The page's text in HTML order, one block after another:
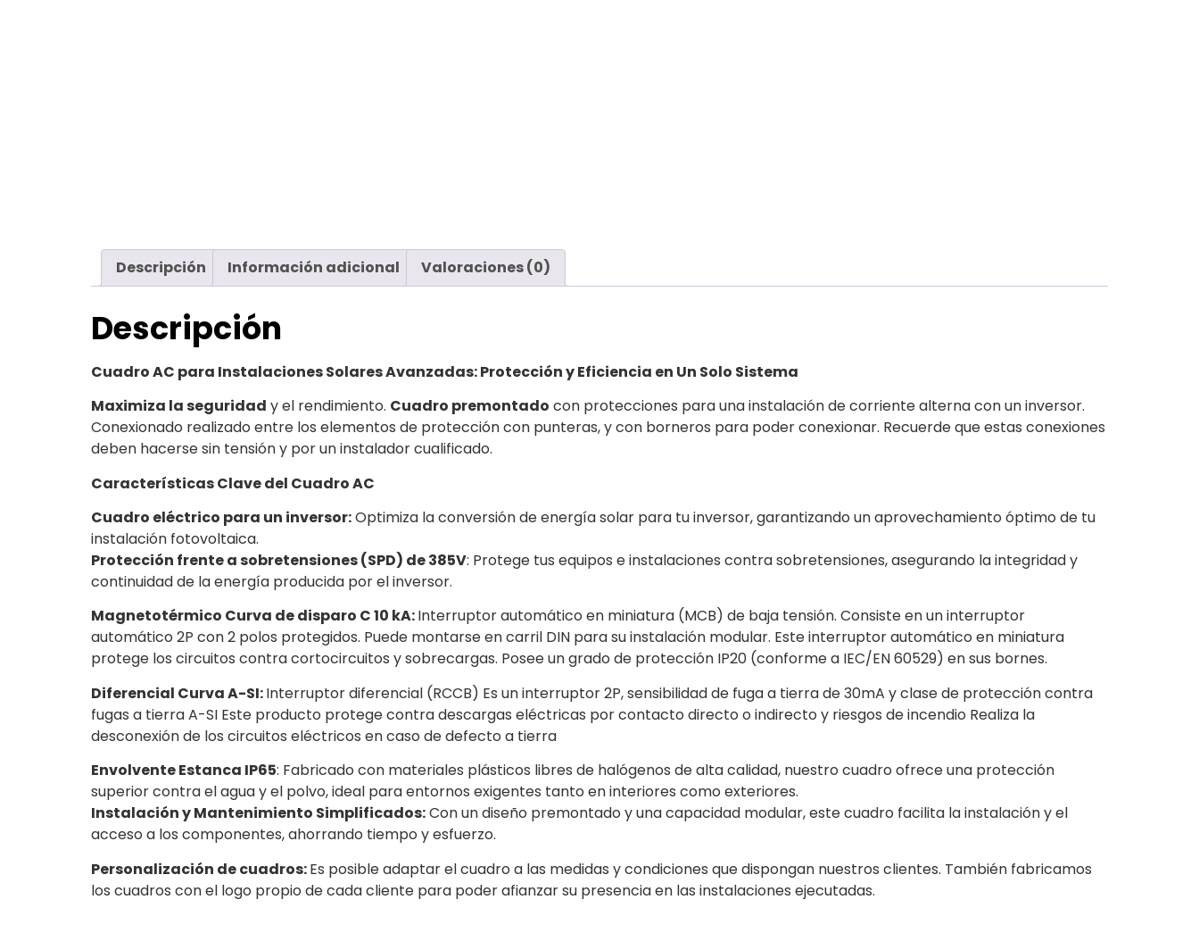
Descripción Información adicional Valoraciones (0)
Descripción
Cuadro AC para Instalaciones Solares Avanzadas: Protección y Eficiencia en Un Solo Sistema
Maximiza la seguridad y el rendimiento. Cuadro premontado con protecciones para una instalación de corriente alterna con un inversor.
Conexionado realizado entre los elementos de protección con punteras, y con borneros para poder conexionar. Recuerde que estas conexiones
deben hacerse sin tensión y por un instalador cualificado.
Características Clave del Cuadro AC
Cuadro eléctrico para un inversor:Optimiza la conversión de energía solar para tu inversor, garantizando un aprovechamiento óptimo de tu
instalación fotovoltaica.
Protección frente a sobretensiones (SPD) de 385V: Protege tus equipos e instalaciones contra sobretensiones,asegurando la integridad y
continuidad de la energía producida por el inversor.
Magnetotérmico Curva de disparo C 10 kA:Interruptor automático en miniatura (MCB) de baja tensión. Consiste en un interruptor
automático 2P con 2 polos protegidos. Puede montarse en carril DIN para su instalación modular. Este interruptor automático en miniatura
protege los circuitos contra cortocircuitos y sobrecargas. Posee un grado de protección IP20 (conforme a IEC/EN 60529) en sus bornes.
Diferencial Curva A-SI:Interruptor diferencial (RCCB) Es un interruptor 2P, sensibilidad de fuga a tierra de 30mA y clase de protección contra
fugas a tierra A-SI Este producto protege contra descargas eléctricas por contacto directo o indirecto y riesgos de incendio Realiza la
desconexión de los circuitos eléctricos en caso de defecto a tierra
Envolvente Estanca IP65: Fabricado con materiales plásticos libres de halógenos de alta calidad, nuestro cuadro ofrece una protección
superior contra el agua y el polvo, ideal para entornos exigentes tanto en interiores como exteriores.
Instalación y Mantenimiento Simplificados:Con un diseño premontado y una capacidad modular, este cuadro facilita la instalación y el
acceso a los componentes, ahorrando tiempo y esfuerzo.
Personalización de cuadros:Es posible adaptar el cuadro a las medidas y condiciones que dispongan nuestros clientes. También fabricamos
los cuadros con el logo propio de cada cliente para poder afianzar su presencia en las instalaciones ejecutadas.